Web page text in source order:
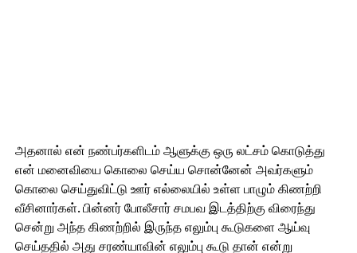
அதனால் என் நண்பர்களிடம் ஆளுக்கு ஒரு லட்சம் கொடுத்து
என் மனைவியை கொலை செய்ய சொன்னேன் அவர்களும்
கொலை செய்துவிட்டு ஊர் எல்லையில் உள்ள பாழும் கிணற்றி
வீசினார்கள். பின்னர் போலீசார் சமபவ இடத்திற்கு விரைந்து
சென்று அந்த கிணற்றில் இருந்த எலும்பு கூடுகளை ஆய்வு
செய்ததில் அது சரண்யாவின் எலும்பு கூடு தான் என்று